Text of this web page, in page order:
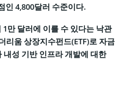
인 4,800달러 수준이다.
만 달러에 이를 수 있다는 낙관
리움 상장지수펀드(ETF)로 자금
내성 기반 인프라 개발에 대한